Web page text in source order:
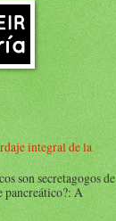
integral de la
son secretagogos de
pancreático?: A